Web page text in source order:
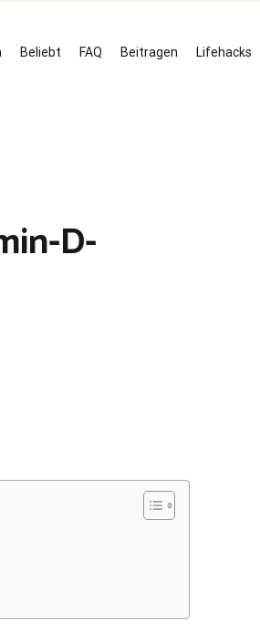
Beliebt FAQ Beitragen Lifehacks
D-